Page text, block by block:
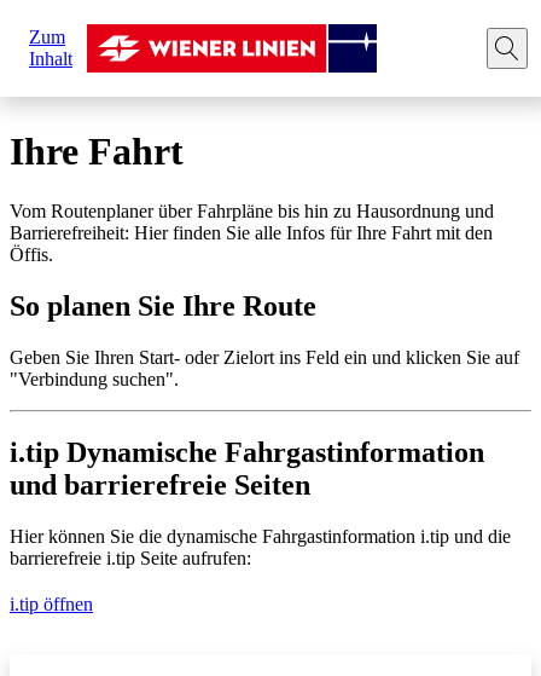
Zum
Inhalt
sind
hier:
Startseite Ihre Fahrt Route planen
Ihre Fahrt
Vom Routenplaner über Fahrpläne bis hin zu Hausordnung und
Barrierefreiheit: Hier finden Sie alle Infos für Ihre Fahrt mit den
Öffis.
So planen Sie Ihre Route
Geben Sie Ihren Start- oder Zielort ins Feld ein und klicken Sie auf
"Verbindung suchen".
i.tip Dynamische Fahrgastinformation
und barrierefreie Seiten
Hier können Sie die dynamische Fahrgastinformation i.tip und die
barrierefreie i.tip Seite aufrufen:
i.tip öffnen